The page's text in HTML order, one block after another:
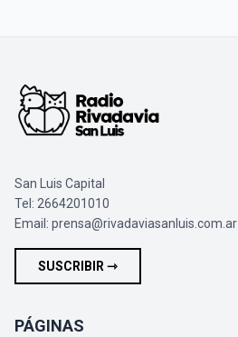
San Luis Capital
Tel: 2664201010
Email: prensa@rivadaviasanluis.com.ar
SUSCRIBIR ⇾
PÁGINAS